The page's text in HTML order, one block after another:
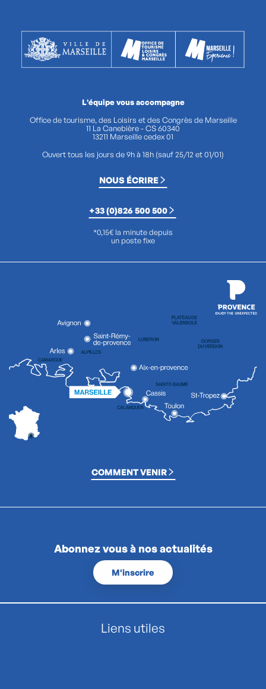
L'équipe vous accompagne
Office de tourisme, des Loisirs et des Congrès de Marseille
11 La Canebière - CS 60340
13211 Marseille cedex 01
Ouvert tous les jours de 9h à 18h (sauf 25/12 et 01/01)
NOUS ÉCRIRE
+33 (0)826 500 500
*0,15€ la minute depuis
un poste fixe
COMMENT VENIR
Abonnez vous à nos actualités
M'inscrire
Liens utiles